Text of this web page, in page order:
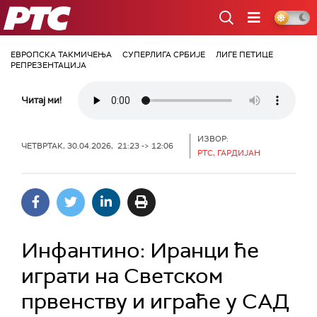
РТС
ЕВРОПСКА ТАКМИЧЕЊА СУПЕРЛИГА СРБИЈЕ
ЛИГЕ ПЕТИЦЕ
РЕПРЕЗЕНТАЦИЈА
Читај ми!
ЧЕТВРТАК, 30.04.2026, 21:23 -> 12:06
ИЗВОР:
РТС, ГАРДИЈАН
Инфантино: Иранци ће
играти на Светском
првенству и играће у САД